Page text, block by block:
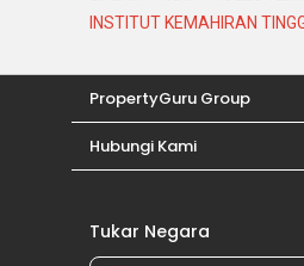
INSTITUT KEMAHIRAN
PropertyGuru Group
Hubungi Kami
Tukar Negara